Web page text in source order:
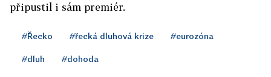
připustil i sám premiér.
#Řecko #řecká dluhová krize #eurozóna
#dluh #dohoda